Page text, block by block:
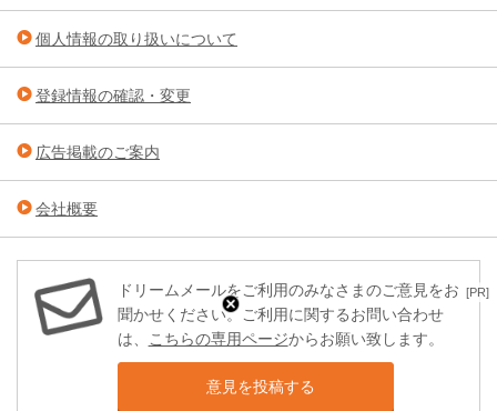
[PR]
個人情報の取り扱いについて
登録情報の確認・変更
広告掲載のご案内
会社概要
ドリームメールをご利用のみなさまのご意見をお
聞かせください。ご利用に関するお問い合わせ
は、
こちらの専用ページからお願い致します。
意見を投稿する